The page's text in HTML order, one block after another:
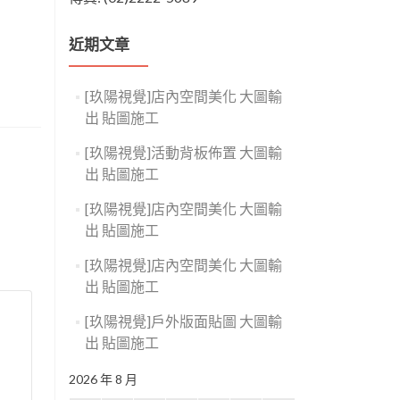
近期文章
[玖陽視覺]店內空間美化 大圖輸
出 貼圖施工
[玖陽視覺]活動背板佈置 大圖輸
出 貼圖施工
[玖陽視覺]店內空間美化 大圖輸
出 貼圖施工
[玖陽視覺]店內空間美化 大圖輸
出 貼圖施工
[玖陽視覺]戶外版面貼圖 大圖輸
出 貼圖施工
2026 年 8 月